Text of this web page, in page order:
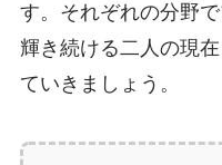
す。それぞれの分野
輝き続ける二人の現
ていきましょう。